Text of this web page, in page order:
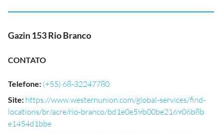
Gazin 153 Rio Branco
CONTATO
Telefone: (+55) 68-32247780
Site: https://www.westernunion.com/global-services/find-
locations/br/acre/rio-branco/bd1e0e59b00be216906b8b
e1454d1bbe